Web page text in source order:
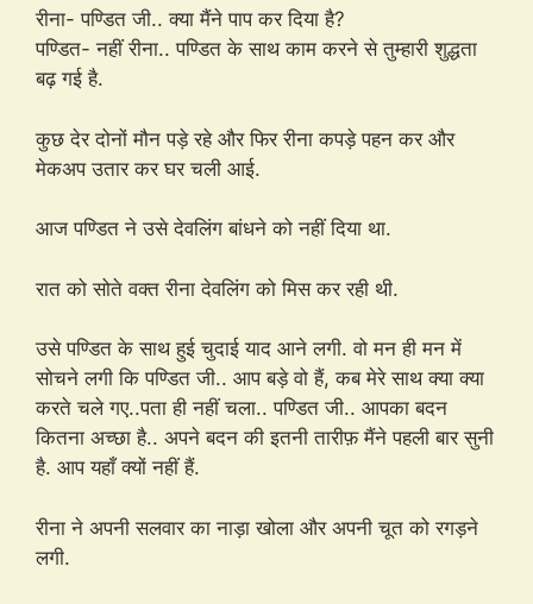
रीना- पण्डित जी.. क्या मैंने पाप कर दिया है?
पण्डित- नहीं रीना.. पण्डित के साथ काम करने से तुम्हारी शुद्धता
बढ़ गई है.
कुछ देर दोनों मौन पड़े रहे और फिर रीना कपड़े पहन कर और
मेकअप उतार कर घर चली आई.
आज पण्डित ने उसे देवलिंग बांधने को नहीं दिया था.
रात को सोते वक्त रीना देवलिंग को मिस कर रही थी.
उसे पण्डित के साथ हुई चुदाई याद आने लगी. वो मन ही मन में
सोचने लगी कि पण्डित जी.. आप बड़े वो हैं, कब मेरे साथ क्या क्या
करते चले गए..पता ही नहीं चला.. पण्डित जी.. आपका बदन
कितना अच्छा है.. अपने बदन की इतनी तारीफ़ मैंने पहली बार सुनी
है. आप यहाँ क्यों नहीं हैं.
रीना ने अपनी सलवार का नाड़ा खोला और अपनी चूत को रगड़ने
लगी.